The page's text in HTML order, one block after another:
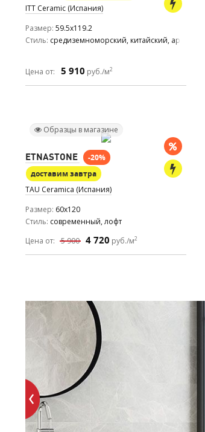
ITT Ceramic (Испания)
Размер 59.5x119.2
Стиль средиземноморский, китайский, ар деко
Цена от: 5 910 руб./м2
Образцы в магазине
ETNASTONE
-20%
доставим завтра
TAU Ceramica (Испания)
Размер 60x120
Стиль современный, лофт
Цена от:
5 900 4 720 руб./м2
-